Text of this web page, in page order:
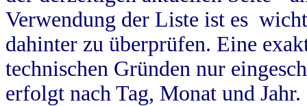
Verwendung der Liste ist es
dahinter zu überprüfen. Eine
technischen Gründen nur
erfolgt nach Tag, Monat und Jahr.